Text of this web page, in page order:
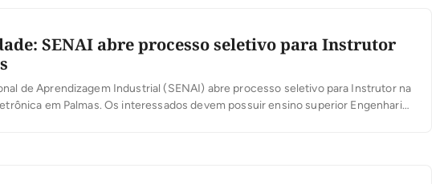
SENAI abre processo seletivo para Instrutor
de Aprendizagem Industrial (SENAI) abre processo seletivo para Instrutor na
em Palmas. Os interessados devem possuir ensino superior Engenharia